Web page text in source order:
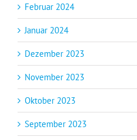
Februar 2024
Januar 2024
Dezember 2023
November 2023
Oktober 2023
September 2023